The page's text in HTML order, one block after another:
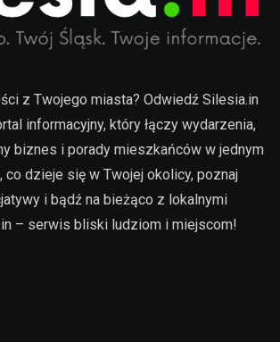
z Twojego miasta? Odwiedź Silesia.in
informacyjny, który łączy wydarzenia,
biznes i porady mieszkańców w jednym
co dzieje się w Twojej okolicy, poznaj
i bądź na bieżąco z lokalnymi
– serwis bliski ludziom i miejscom!